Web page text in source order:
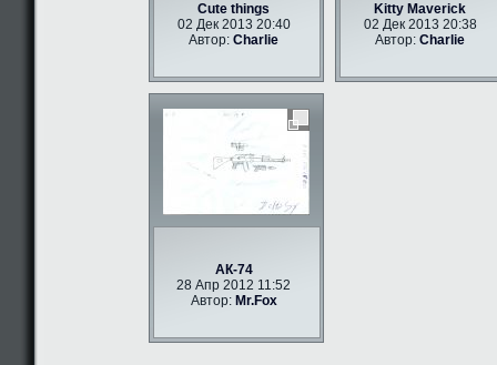
Cute things
02 Дек 2013 20:40
Автор:Charlie
Kitty Maverick
02 Дек 2013 20:38
Автор:Charlie
АК-74
28 Апр 2012 11:52
Автор: Mr.Fox